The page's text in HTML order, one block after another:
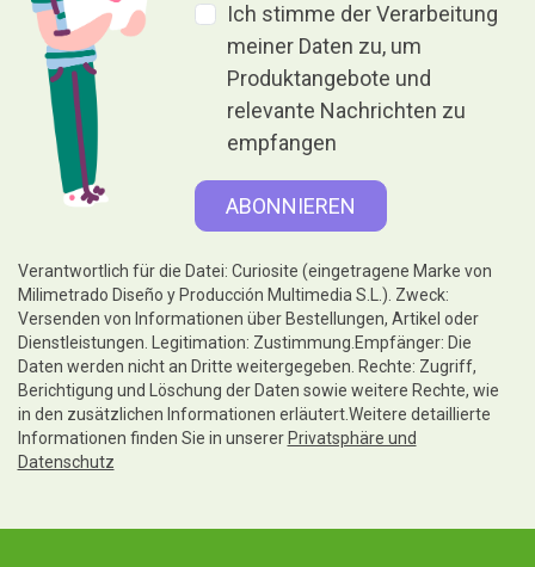
Ich stimme der Verarbeitung
meiner Daten zu, um
Produktangebote und
relevante Nachrichten zu
empfangen
Verantwortlich für die Datei: Curiosite (eingetragene Marke von
Milimetrado Diseño y Producción Multimedia S.L.). Zweck:
Versenden von Informationen über Bestellungen, Artikel oder
Dienstleistungen. Legitimation: Zustimmung.Empfänger: Die
Daten werden nicht an Dritte weitergegeben. Rechte: Zugriff,
Berichtigung und Löschung der Daten sowie weitere Rechte, wie
in den zusätzlichen Informationen erläutert.Weitere detaillierte
Informationen finden Sie in unserer Privatsphäre und
Datenschutz